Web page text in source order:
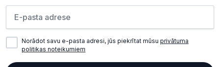
Norādot savu e-pasta adresi, jūs piekrītat mūsu privātuma
politikas noteikumiem